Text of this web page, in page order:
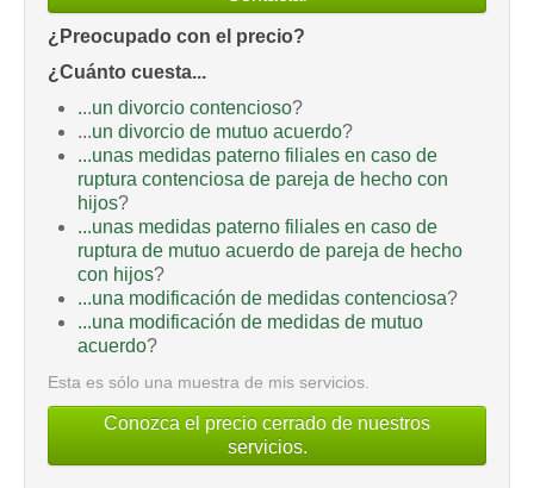
¿Preocupado con el precio?
¿Cuánto cuesta...
...un divorcio contencioso?
...un divorcio de mutuo acuerdo?
...unas medidas paterno filiales en caso de
ruptura contenciosa de pareja de hecho con
hijos?
...unas medidas paterno filiales en caso de
ruptura de mutuo acuerdo de pareja de hecho
con hijos?
...una modificación de medidas contenciosa?
...una modificación de medidas de mutuo
acuerdo?
Esta es sólo una muestra de mis servicios.
Conozca el precio cerrado de nuestros
servicios.